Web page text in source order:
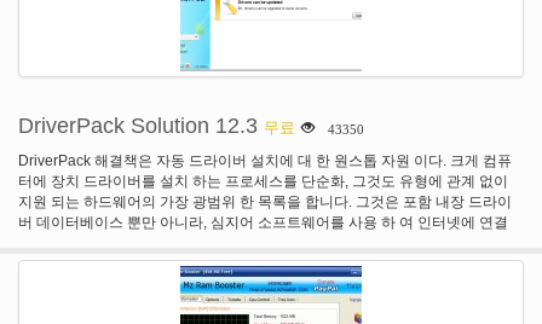
DriverPack Solution 12.3 무료 43350
DriverPack 해결책은 자동 드라이버 설치에 대 한 원스톱 자원 이다. 크게 컴퓨
터에 장치 드라이버를 설치 하는 프로세스를 단순화, 그것도 유형에 관계 없이
지원 되는 하드웨어의 가장 광범위 한 목록을 합니다. 그것은 포함 내장 드라이
버 데이터베이스 뿐만 아니라, 심지어 소프트웨어를 사용 하 여 인터넷에 연결
Windows XP에서 일부 터 지원합니다.